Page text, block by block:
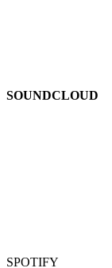
SOUNDCLOUD
SPOTIFY